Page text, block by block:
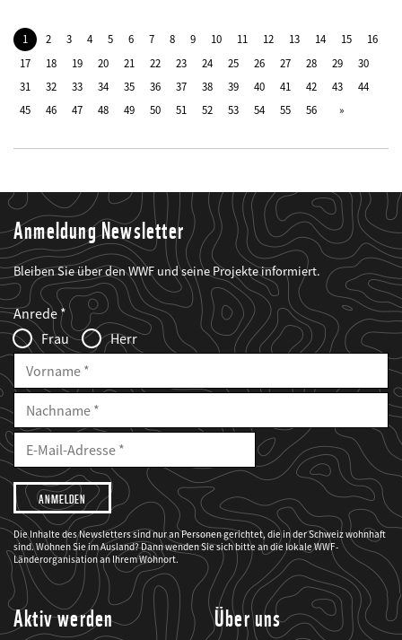
1 2 3 4 5 6 7 8 9 10 11 12 13 14 15
16
17
18 19 20 21 22 23 24 25 26 27 28 29
30
31
32 33 34 35 36 37 38 39 40 41 42 43
44
45
46 47 48 49 50 51 52 53 54 55 56
Anmeldung Newsletter
Bleiben Sie über den WWF und seine Projekte informiert.
Web2Case
Infofelder
Fieldset
anrede_name
Anrede
Frau
Herr
Vorname
Nachname
E-
Mailadresse
E-
Adresse
Ich
möchte,
dass
der
WWF
mich
über
seine
Projekte
informiert.
Die Inhalte des Newsletters sind nur an Personen gerichtet, die in der Schweiz wohnhaft
sind. Wohnen Sie im Ausland? Dann wenden Sie sich bitte an die lokale WWF-
Länderorganisation an Ihrem Wohnort.
Aktiv werden Über uns